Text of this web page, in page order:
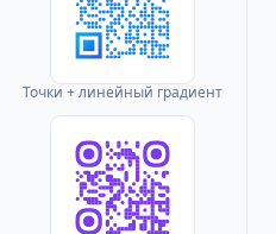
Точки + линейный градиент